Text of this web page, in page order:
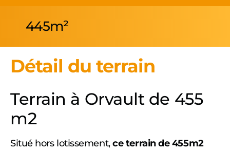
445m²
Détail du terrain
Terrain à Orvault de 455
m2
Situé hors lotissement,ce terrain de 455m2